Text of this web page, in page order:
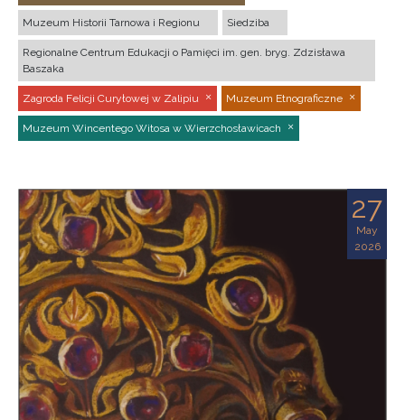
Muzeum Historii Tarnowa i Regionu Siedziba
Regionalne Centrum Edukacji o Pamięci im. gen. bryg. Zdzisława
Baszaka
Zagroda Felicji Curyłowej w Zalipiu Muzeum Etnograficzne
Muzeum Wincentego Witosa w Wierzchosławicach
27
May
2026